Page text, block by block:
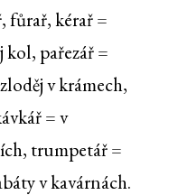
fůrař, kérař =
kol, pařezář =
v krámech,
= v
trumpetář =
v kavárnách.